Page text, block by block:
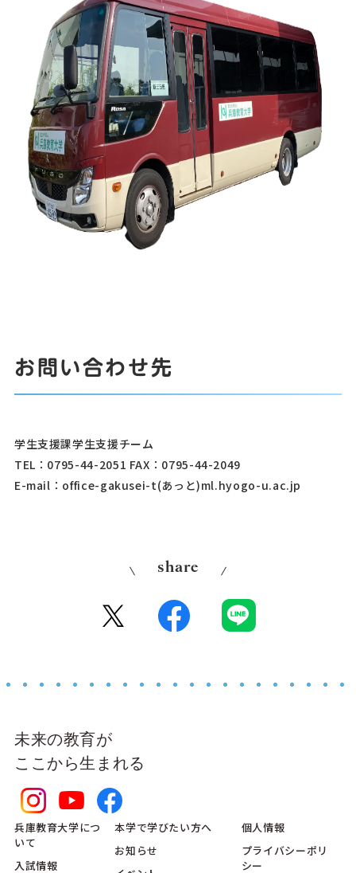
お問い合わせ先
学生支援課学生支援チーム
TEL：0795-44-2051 FAX ：0795-44-2049
E-mail：office-gakusei-t(あっと)ml.hyogo-u.ac.jp
share
未来の教育が
ここから生まれる
兵庫教育大学につ
いて
入試情報
本学で学びたい方へ
お知らせ
個人情報
プライバシーポリ
シー